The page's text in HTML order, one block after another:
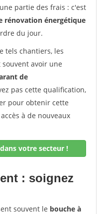
partie des frais : c'est
rénovation énergétique
du jour.
tels chantiers, les
avoir une
de
pas cette qualification,
pour obtenir cette
à de nouveaux
votre secteur !
: soignez
souvent le bouche à